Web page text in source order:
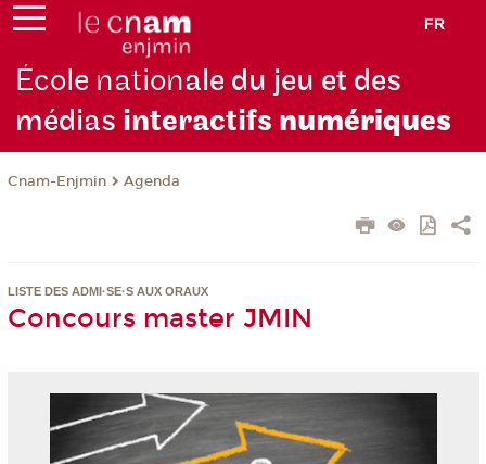
FR
École nationale du jeu et des
médias interactifs numériques
Cnam-Enjmin Agenda
LISTE DES ADMI·SE·S AUX ORAUX
Concours master JMIN